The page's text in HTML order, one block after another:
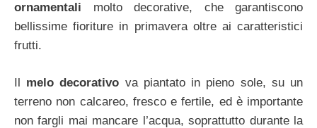
ornamentali molto decorative, che garantiscono
bellissime fioriture in primavera oltre ai caratteristici
frutti.
Il melo decorativo va piantato in pieno sole, su un
terreno non calcareo, fresco e fertile, ed è importante
non fargli mai mancare l’acqua, soprattutto durante la